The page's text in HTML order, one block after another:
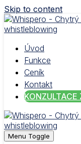
Skip to content
Úvod
Funkce
Ceník
Kontakt
KONZULTACE
Menu Toggle